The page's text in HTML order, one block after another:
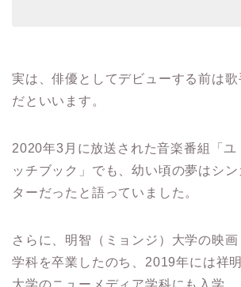
実は、俳優としてデビューする前は
だといいます。
2020年3月に放送された音楽番組「ユ
ッチブック」でも、幼い頃の夢はシン
ターだったと語っていました。
さらに、明智（ミョンジ）大学の映
学科を卒業したのち、2019年には祥